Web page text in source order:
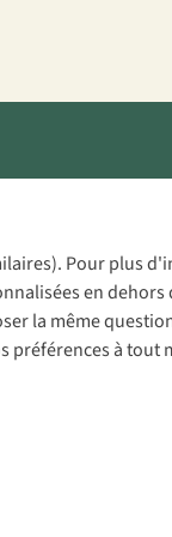
Pour plus
en dehors
la même
préférences à tout